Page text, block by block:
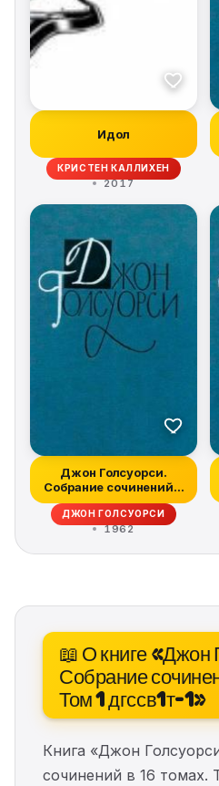
Идол
КРИСТЕН КАЛЛИХЕН
2017
Джон Голсуорси.
Собрание сочинений в
16 томах. Том...
ДЖОН ГОЛСУОРСИ
1962
📖 О книге «Джон
Собрание
Том 1 дгссв1т-1»
Книга «Джон
сочинений в 16 томах.